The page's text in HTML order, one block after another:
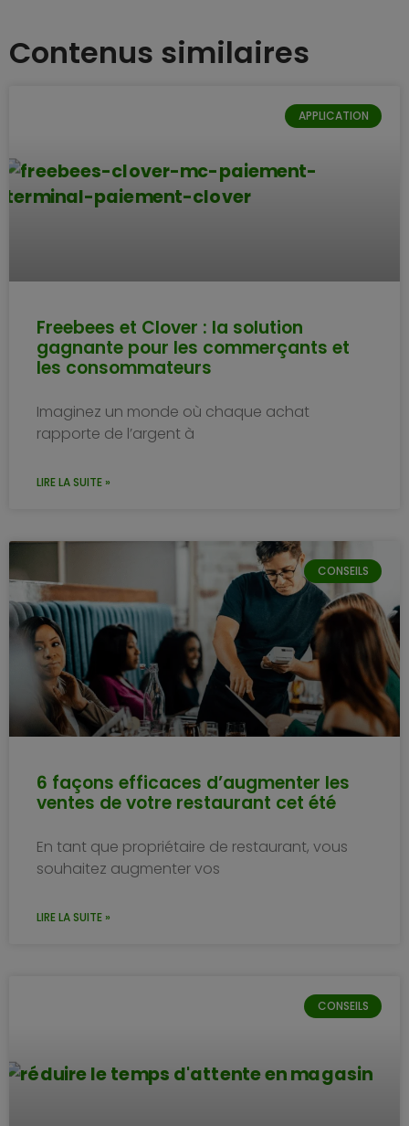
Contenus similaires
APPLICATION
Freebees et Clover : la solution
gagnante pour les commerçants et
les consommateurs
Imaginez un monde où chaque achat
rapporte de l’argent à
LIRE LA SUITE »
CONSEILS
6 façons efficaces d’augmenter les
ventes de votre restaurant cet été
En tant que propriétaire de restaurant, vous
souhaitez augmenter vos
LIRE LA SUITE »
CONSEILS